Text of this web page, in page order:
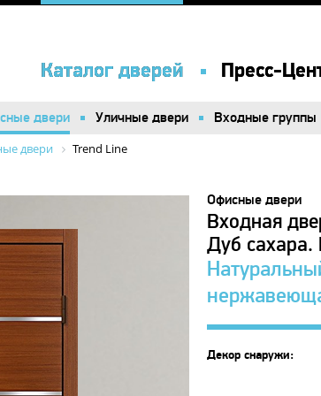
Каталог дверей Пресс-
Каталог дверей Пресс-
двери Уличные двери Входные группы
двери Уличные двери Входные группы
двери Trend Line
Офисные двери
Входная
Дуб
Декор снаружи: